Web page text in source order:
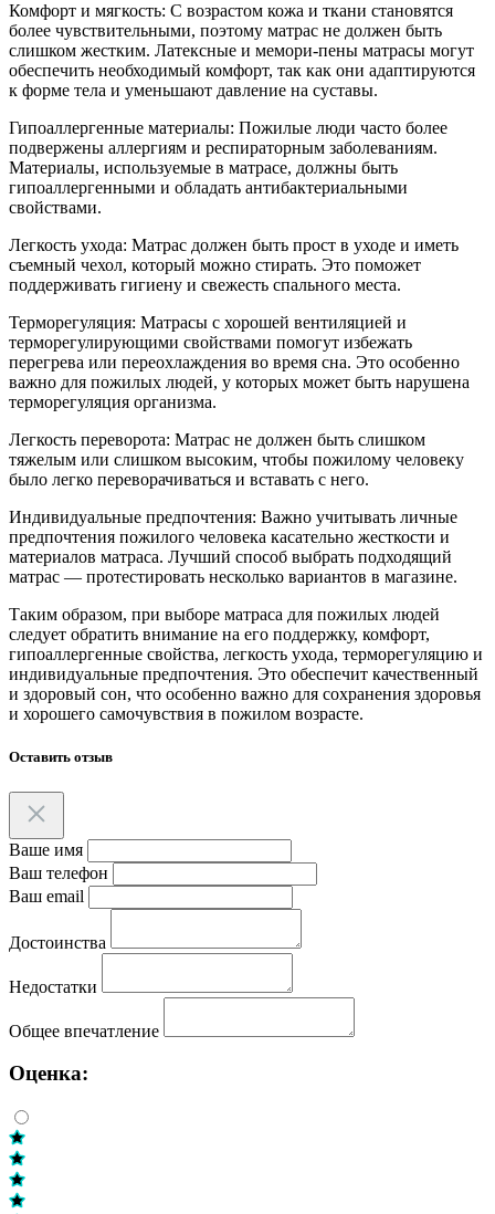
Комфорт и мягкость: С возрастом кожа и ткани становятся
более чувствительными, поэтому матрас не должен быть
слишком жестким. Латексные и мемори-пены матрасы могут
обеспечить необходимый комфорт, так как они адаптируются
к форме тела и уменьшают давление на суставы.
Гипоаллергенные материалы: Пожилые люди часто более
подвержены аллергиям и респираторным заболеваниям.
Материалы, используемые в матрасе, должны быть
гипоаллергенными и обладать антибактериальными
свойствами.
Легкость ухода: Матрас должен быть прост в уходе и иметь
съемный чехол, который можно стирать. Это поможет
поддерживать гигиену и свежесть спального места.
Терморегуляция: Матрасы с хорошей вентиляцией и
терморегулирующими свойствами помогут избежать
перегрева или переохлаждения во время сна. Это особенно
важно для пожилых людей, у которых может быть нарушена
терморегуляция организма.
Легкость переворота: Матрас не должен быть слишком
тяжелым или слишком высоким, чтобы пожилому человеку
было легко переворачиваться и вставать с него.
Индивидуальные предпочтения: Важно учитывать личные
предпочтения пожилого человека касательно жесткости и
материалов матраса. Лучший способ выбрать подходящий
матрас — протестировать несколько вариантов в магазине.
Таким образом, при выборе матраса для пожилых людей
следует обратить внимание на его поддержку, комфорт,
гипоаллергенные свойства, легкость ухода, терморегуляцию и
индивидуальные предпочтения. Это обеспечит качественный
и здоровый сон, что особенно важно для сохранения здоровья
и хорошего самочувствия в пожилом возрасте.
Оставить отзыв
Ваше имя
Ваш телефон
Ваш email
Достоинства
Недостатки
Общее впечатление
Оценка: